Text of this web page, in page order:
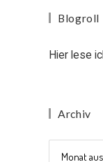
Blogroll
Hier lese
Archiv